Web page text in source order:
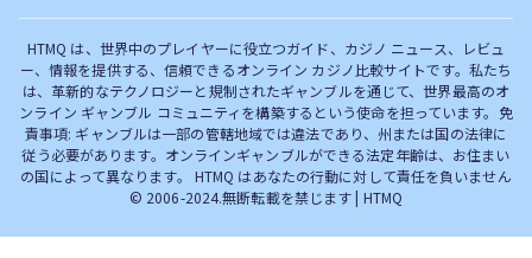
HTMQ は、世界中のプレイヤーに役立つガイド、カジノ ニュース、レビュ
ー、情報を提供する、信頼できるオンライン カジノ比較サイトです。私たち
は、革新的なテクノロジーと規制されたギャンブルを通じて、世界最高のオ
ンライン ギャンブル コミュニティを構築するという使命を担っています。免
責事項: ギャンブルは一部の管轄地域では違法であり、州または国の法律に
従う必要があります。オンラインギャンブルができる法定年齢は、お住まい
の国によって異なります。 HTMQ はあなたの行動に対して責任を負いません
© 2006-2024.無断転載を禁じます | HTMQ